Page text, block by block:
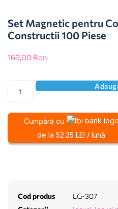
Set Magnetic pentru
Constructii 100 Piese
169,00 Ron
Cumpără cu
de la 52.25 LEI / lună
Cod produs
LG-307